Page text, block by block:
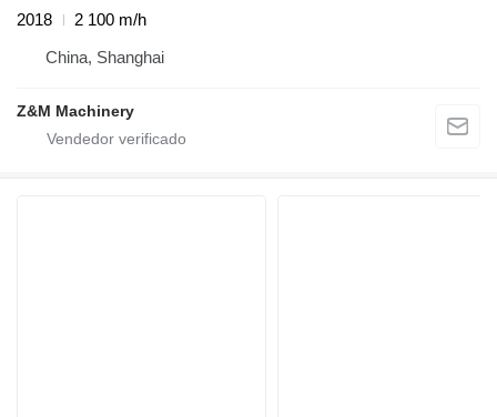
2018
2 100 m/h
China, Shanghai
Z&M Machinery